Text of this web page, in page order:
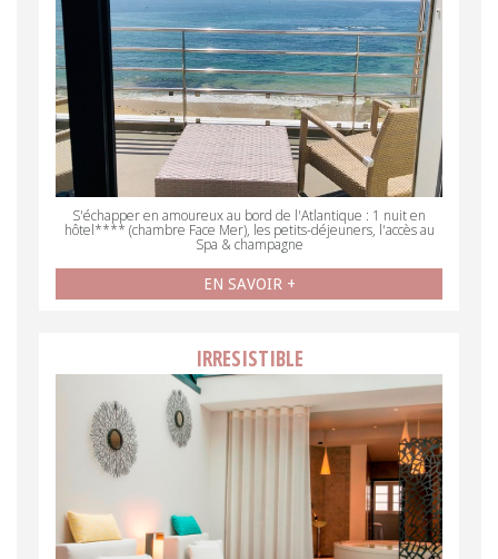
S'échapper en amoureux au bord de l'Atlantique : 1 nuit en
hôtel**** (chambre Face Mer), les petits-déjeuners, l'accès au
Spa & champagne
EN SAVOIR +
IRRESISTIBLE